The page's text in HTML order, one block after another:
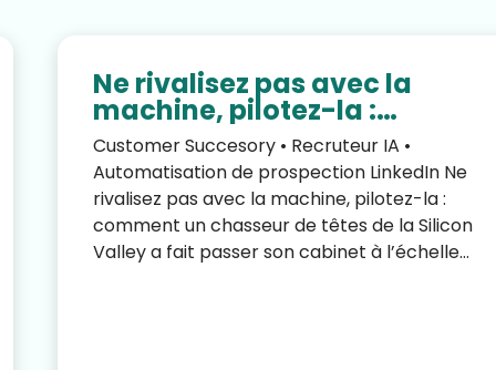
Ne rivalisez pas avec la
machine, pilotez-la :
comment un chasseur de
têtes de la Silicon Valley a
fait passer son cabinet à
l’échelle avec StrategyBrain
AI Recruiter
Customer Succesory • Recruteur IA •
Automatisation de prospection LinkedIn Ne
rivalisez pas avec la machine, pilotez-la :
comment un chasseur de têtes de la Silicon
Valley a fait passer son cabinet à l’échelle